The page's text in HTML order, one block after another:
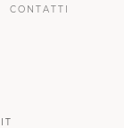
CONTATTI